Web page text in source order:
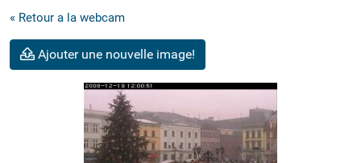
« Retour a la webcam
Ajouter une nouvelle image!